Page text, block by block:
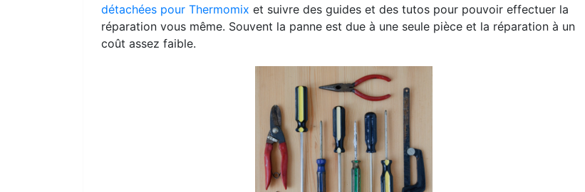
détachées pour Thermomix et suivre des guides et des tutos pour pouvoir effectuer la
réparation vous même. Souvent la panne est due à une seule pièce et la réparation à un
coût assez faible.